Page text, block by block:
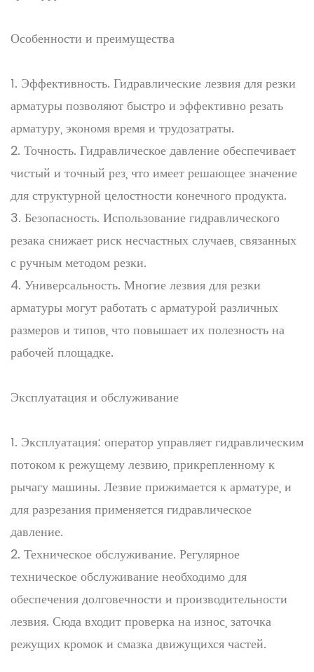
Особенности и преимущества
1. Эффективность. Гидравлические лезвия для резки
арматуры позволяют быстро и эффективно резать
арматуру, экономя время и трудозатраты.
2. Точность. Гидравлическое давление обеспечивает
чистый и точный рез, что имеет решающее значение
для структурной целостности конечного продукта.
3. Безопасность. Использование гидравлического
резака снижает риск несчастных случаев, связанных
с ручным методом резки.
4. Универсальность. Многие лезвия для резки
арматуры могут работать с арматурой различных
размеров и типов, что повышает их полезность на
рабочей площадке.
Эксплуатация и обслуживание
1. Эксплуатация: оператор управляет гидравлическим
потоком к режущему лезвию, прикрепленному к
рычагу машины. Лезвие прижимается к арматуре, и
для разрезания применяется гидравлическое
давление.
2. Техническое обслуживание. Регулярное
техническое обслуживание необходимо для
обеспечения долговечности и производительности
лезвия. Сюда входит проверка на износ, заточка
режущих кромок и смазка движущихся частей.